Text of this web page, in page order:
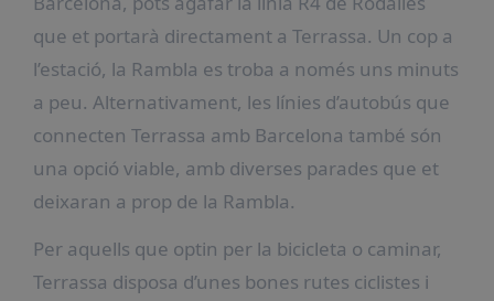
que et portarà directament a Terrassa. Un cop a
l’estació, la Rambla es troba a només uns minuts
a peu. Alternativament, les línies d’autobús que
connecten Terrassa amb Barcelona també són
una opció viable, amb diverses parades que et
deixaran a prop de la Rambla.
Per aquells que optin per la bicicleta o caminar,
Terrassa disposa d’unes bones rutes ciclistes i